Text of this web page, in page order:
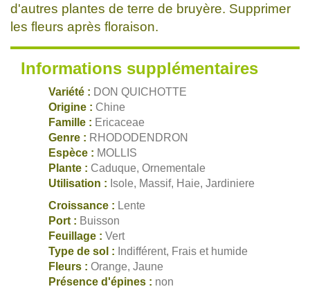
d'autres plantes de terre de bruyère. Supprimer
les fleurs après floraison.
Informations supplémentaires
Variété : DON QUICHOTTE
Origine : Chine
Famille : Ericaceae
Genre : RHODODENDRON
Espèce : MOLLIS
Plante : Caduque, Ornementale
Utilisation : Isole, Massif, Haie, Jardiniere
Croissance : Lente
Port : Buisson
Feuillage : Vert
Type de sol : Indifférent, Frais et humide
Fleurs : Orange, Jaune
Présence d'épines : non